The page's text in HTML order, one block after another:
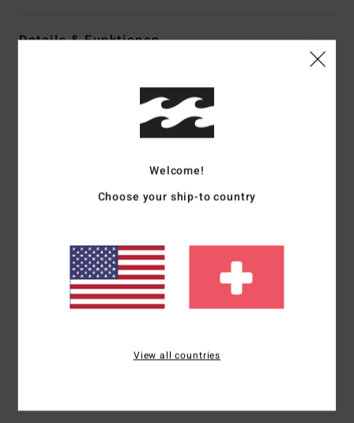
Details & Funktionen
Farbcoderav
Sherpa-Imitat [350 g/m²]
Taschen für die Hände
Brust/Rücken und Nacken
Elastischer Verschluss am Bund
Zusammensetzung[Hauptstoff] 100 % recyceltes
Welcome!
Choose your ship-to country
View all countries